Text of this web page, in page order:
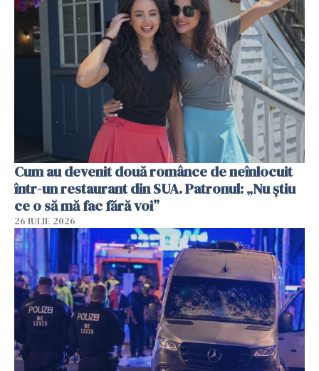
Cum au devenit două românce de neînlocuit
într-un restaurant din SUA. Patronul: „Nu știu
ce o să mă fac fără voi”
26 IULIE 2026